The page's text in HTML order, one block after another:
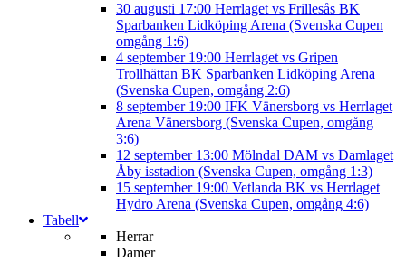
30 augusti 17:00 Herrlaget vs Frillesås BK
Sparbanken Lidköping Arena (Svenska Cupen
omgång 1:6)
4 september 19:00 Herrlaget vs Gripen
Trollhättan BK Sparbanken Lidköping Arena
(Svenska Cupen, omgång 2:6)
8 september 19:00 IFK Vänersborg vs Herrlaget
Arena Vänersborg (Svenska Cupen, omgång
3:6)
12 september 13:00 Mölndal DAM vs Damlaget
Åby isstadion (Svenska Cupen, omgång 1:3)
15 september 19:00 Vetlanda BK vs Herrlaget
Hydro Arena (Svenska Cupen, omgång 4:6)
Tabell
Herrar
Damer